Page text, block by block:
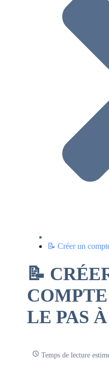
📝 Créer un
📝
LE PAS
Temps de lecture